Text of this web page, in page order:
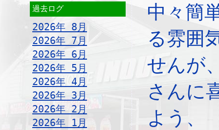
過去ログ
2026年 8月
2026年 7月
2026年 6月
2026年 5月
2026年 4月
2026年 3月
2026年 2月
2026年 1月
中々簡
る雰囲
せんが
さんに
よう、